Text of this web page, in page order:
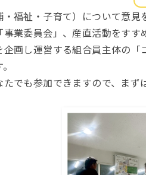
福祉・子育て）について意
業委員会」、産直活動をす
画し運営する組合員主体の
でも参加できますので、ま